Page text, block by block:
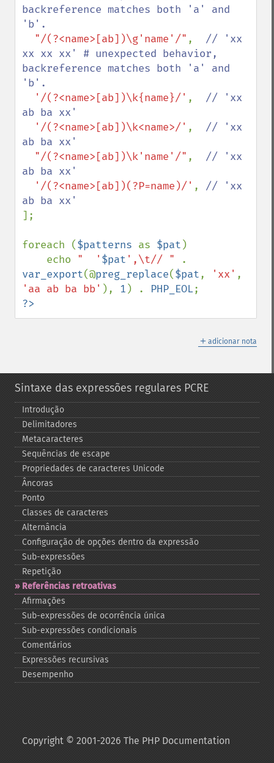
backreference matches both 'a' and
'b'.
"/(?<name>[ab])\g'name'/" , // 'xx
xx xx xx' # unexpected behavior,
backreference matches both 'a' and
'b'.
'/(?<name>[ab])\k{name}/' , // 'xx
ab ba xx'
'/(?<name>[ab])\k<name>/' , // 'xx
ab ba xx'
"/(?<name>[ab])\k'name'/" , // 'xx
ab ba xx'
'/(?<name>[ab])(?P=name)/' , // 'xx
];
foreach ($patterns as $pat )
    echo
"  ' $pat ',\t// "
var_export(@preg_replace($pat, 'xx'
'aa ab ba bb' ), 1 ) . PHP_EOL
?>
＋ adicionar nota
Sintaxe das expressões regulares PCRE
Introdução
Delimitadores
Metacaracteres
Sequências de escape
Propriedades de caracteres Unicode
Âncoras
Ponto
Classes de caracteres
Alternância
Configuração de opções dentro da expressão
Sub-​expressões
Repetição
Referências retroativas
Afirmações
Sub-​expressões de ocorrência única
Sub-​expressões condicionais
Comentários
Expressões recursivas
Desempenho
Copyright © 2001-2026 The PHP Documentation